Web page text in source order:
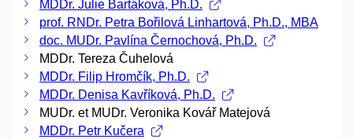
MDDr. Julie Bartáková, Ph.D.
prof. RNDr. Petra Bořilová Linhartová, Ph.D., MBA
doc. MUDr. Pavlína Černochová, Ph.D.
MDDr. Tereza Čuhelová
MDDr. Filip Hromčík, Ph.D.
MDDr. Denisa Kavříková, Ph.D.
MUDr. et MUDr. Veronika Kovář Matejová
MDDr. Petr Kučera